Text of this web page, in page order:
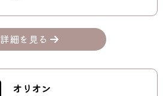
詳細を見る
オリオン